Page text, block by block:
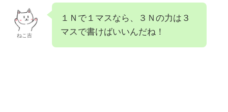
ねこ吉
１Ｎで１マスなら、３Ｎの力は３
マスで書けばいいんだね！